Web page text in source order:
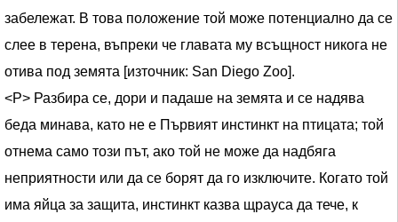
забележат. В това положение той може потенциално да се
слее в терена, въпреки че главата му всъщност никога не
отива под земята [източник: San Diego Zoo].
<Р> Разбира се, дори и падаше на земята и се надява
беда минава, като не е Първият инстинкт на птицата; той
отнема само този път, ако той не може да надбяга
неприятности или да се борят да го изключите. Когато той
има яйца за защита, инстинкт казва щрауса да тече, к